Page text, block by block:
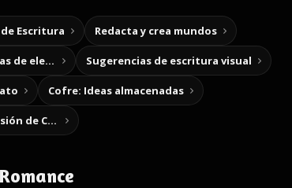
Escritura Redacta y crea mundos
Crea tus propias aventuras de elección Sugerencias de escritura visual
Cofre: Ideas almacenadas
Notas de historia (Extensión de Chrome)